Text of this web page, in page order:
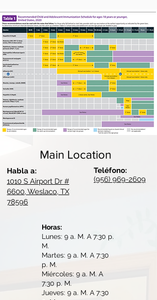
Main Location
Habla a:
1010 S Airport Dr #
6600, Weslaco, TX
78596
Teléfono:
(956) 969-2609
Horas:
Lunes: 9 a. M. A 7:30 p.
M.
Martes: 9 a. M. A 7:30
p. M.
Miércoles: 9 a. M. A
7:30 p. M.
Jueves: 9 a. M. A 7:30